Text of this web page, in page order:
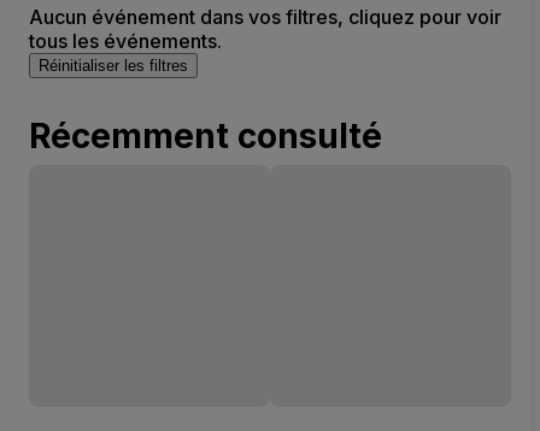
Aucun événement dans vos filtres, cliquez pour voir
tous les événements.
Réinitialiser les filtres
Récemment consulté